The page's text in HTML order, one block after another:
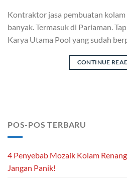
Kontraktor jasa pembuatan kolam
banyak. Termasuk di Pariaman.
Karya Utama Pool yang sudah
CONTINUE
POS-POS TERBARU
4 Penyebab Mozaik Kolam
Jangan Panik!